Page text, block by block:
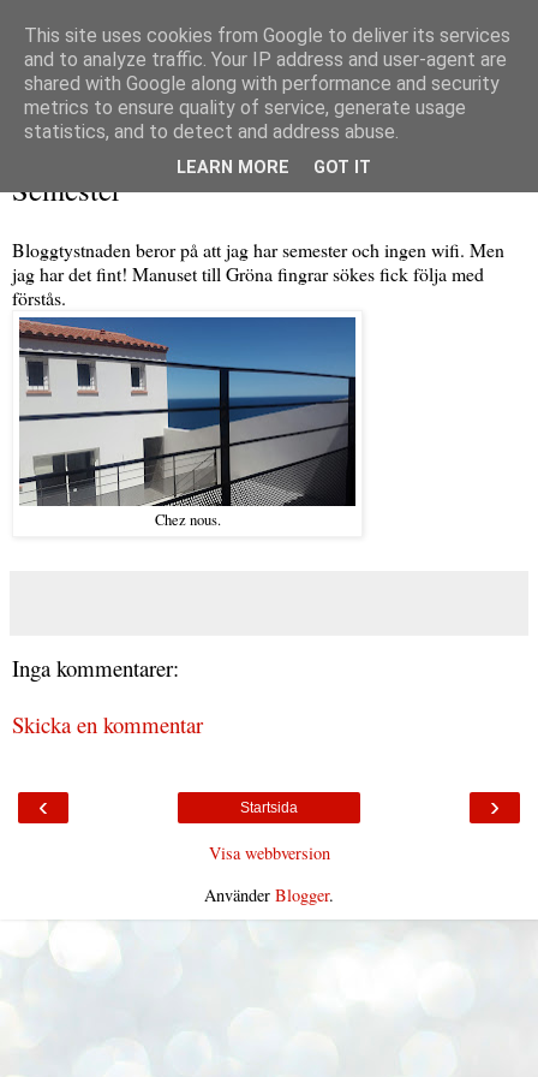
Semester
Bloggtystnaden beror på att jag har semester och ingen wifi. Men
jag har det fint! Manuset till Gröna fingrar sökes fick följa med
förstås.
Chez nous.
Inga kommentarer:
Skicka en kommentar
‹ ›
Startsida
Visa webbversion
Använder Blogger.
This site uses cookies from Google to deliver its services
and to analyze traffic. Your IP address and user-agent are
shared with Google along with performance and security
metrics to ensure quality of service, generate usage
statistics, and to detect and address abuse.
LEARN MORE GOT IT